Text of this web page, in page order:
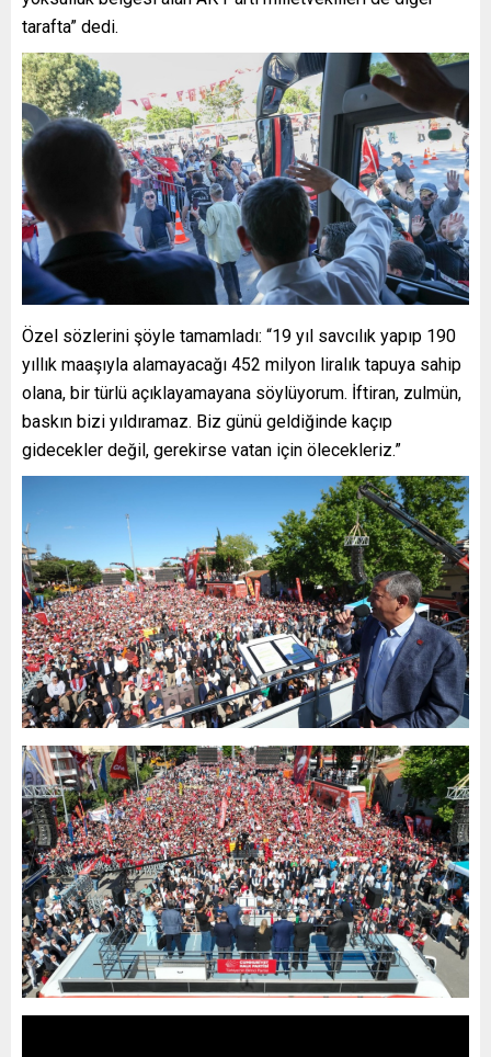
tarafta” dedi.
Özel sözlerini şöyle tamamladı: “19 yıl savcılık yapıp 190
yıllık maaşıyla alamayacağı 452 milyon liralık tapuya sahip
olana, bir türlü açıklayamayana söylüyorum. İftiran, zulmün,
baskın bizi yıldıramaz. Biz günü geldiğinde kaçıp
gidecekler değil, gerekirse vatan için ölecekleriz.”